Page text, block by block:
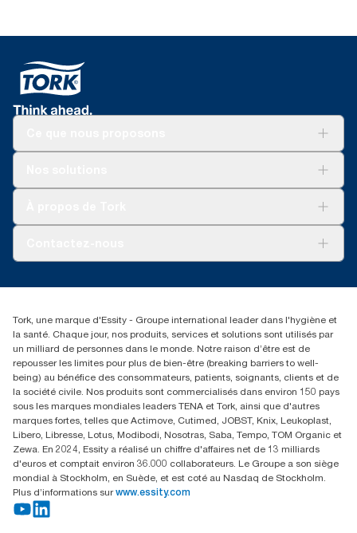
Réclamation pour distributeurs
02 766 05 30
Essity Belgium NV
Berkenlaan 8B
1831 MACHELEN
Tork, une marque d'Essity - Groupe international leader dans l'hygiène et
la santé. Chaque jour, nos produits, services et solutions sont utilisés par
un milliard de personnes dans le monde. Notre raison d’être est de
repousser les limites pour plus de bien-être (breaking barriers to well-
being) au bénéfice des consommateurs, patients, soignants, clients et de
la société civile. Nos produits sont commercialisés dans environ 150 pays
sous les marques mondiales leaders TENA et Tork, ainsi que d'autres
marques fortes, telles que Actimove, Cutimed, JOBST, Knix, Leukoplast,
Libero, Libresse, Lotus, Modibodi, Nosotras, Saba, Tempo, TOM Organic et
Zewa. En 2024, Essity a réalisé un chiffre d'affaires net de 13 milliards
d'euros et comptait environ 36.000 collaborateurs. Le Groupe a son siège
mondial à Stockholm, en Suède, et est coté au Nasdaq de Stockholm.
Plus d’informations sur www.essity.com